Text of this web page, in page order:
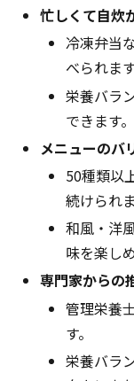
忙しくて自炊
冷凍弁当
べられます
栄養バラ
できます。
メニューのバ
50種類以
続けられま
和風・洋
味を楽し
専門家からの
管理栄養
す。
栄養バラ